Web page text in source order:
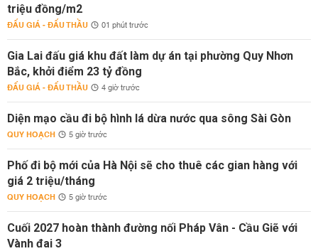
triệu đồng/m2
ĐẤU GIÁ - ĐẤU THẦU 01 phút trước
Gia Lai đấu giá khu đất làm dự án tại phường Quy Nhơn
Bắc, khởi điểm 23 tỷ đồng
ĐẤU GIÁ - ĐẤU THẦU 4 giờ trước
Diện mạo cầu đi bộ hình lá dừa nước qua sông Sài Gòn
QUY HOẠCH 5 giờ trước
Phố đi bộ mới của Hà Nội sẽ cho thuê các gian hàng với
giá 2 triệu/tháng
QUY HOẠCH 5 giờ trước
Cuối 2027 hoàn thành đường nối Pháp Vân - Cầu Giẽ với
Vành đai 3